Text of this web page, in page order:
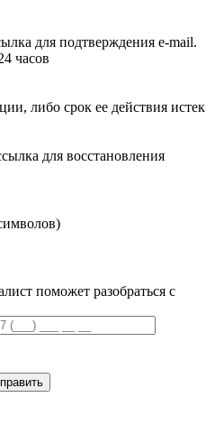
для подтверждения e-mail.
часов
либо срок ее действия истек
для восстановления
поможет разобраться с